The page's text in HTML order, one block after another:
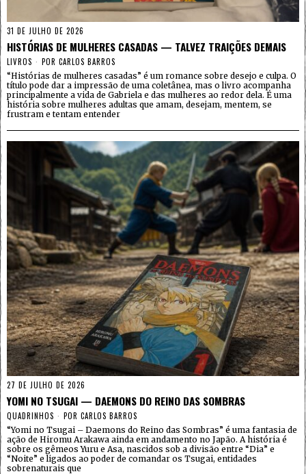
31 DE JULHO DE 2026
HISTÓRIAS DE MULHERES CASADAS — TALVEZ TRAIÇÕES DEMAIS
LIVROS POR CARLOS BARROS
“Histórias de mulheres casadas” é um romance sobre desejo e culpa. O
título pode dar a impressão de uma coletânea, mas o livro acompanha
principalmente a vida de Gabriela e das mulheres ao redor dela. É uma
história sobre mulheres adultas que amam, desejam, mentem, se
frustram e tentam entender
27 DE JULHO DE 2026
YOMI NO TSUGAI — DAEMONS DO REINO DAS SOMBRAS
QUADRINHOS POR CARLOS BARROS
“Yomi no Tsugai – Daemons do Reino das Sombras” é uma fantasia de
ação de Hiromu Arakawa ainda em andamento no Japão. A história é
sobre os gêmeos Yuru e Asa, nascidos sob a divisão entre “Dia” e
“Noite” e ligados ao poder de comandar os Tsugai, entidades
sobrenaturais que